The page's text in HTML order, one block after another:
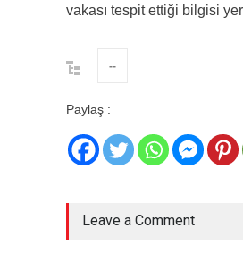
vakası tespit ettiği bilgisi yer
--
Paylaş :
Leave a Comment